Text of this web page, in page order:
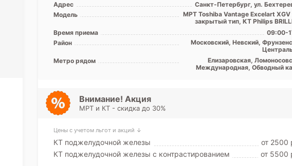
Адрес
Санкт-Петербург, ул.
Модель
МРТ Toshiba Vantage Excelart XGV
закрытый тип, КТ Philips
Время приема
09:00-
Район
Московский, Невский,
Метро рядом
Елизаровская,
Международная, Обводный
Внимание! Акция
МРТ и КТ - скидка до 30%
Цены с учетом льгот и акций ↓
КТ поджелудочной железы
от 2500
КТ поджелудочной железы с контрастированием
от 5500